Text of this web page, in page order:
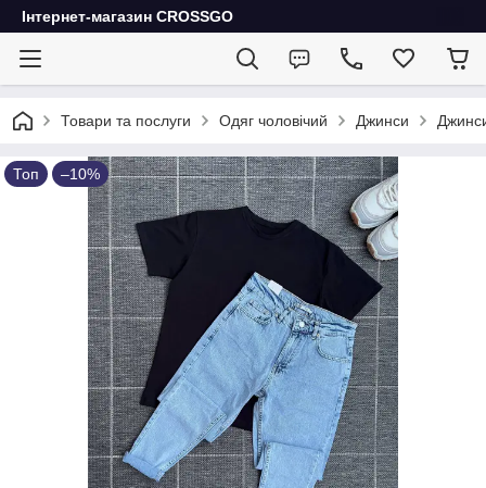
Інтернет-магазин CROSSGO
Товари та послуги Одяг чоловічий Джинси
Топ –10%